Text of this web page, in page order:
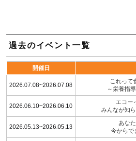
過去のイベント一覧
開催日
2026.07.08~2026.07.08
これって
～栄養指
2026.06.10~2026.06.10
エコー
みんなが知
2026.05.13~2026.05.13
あな
今からで